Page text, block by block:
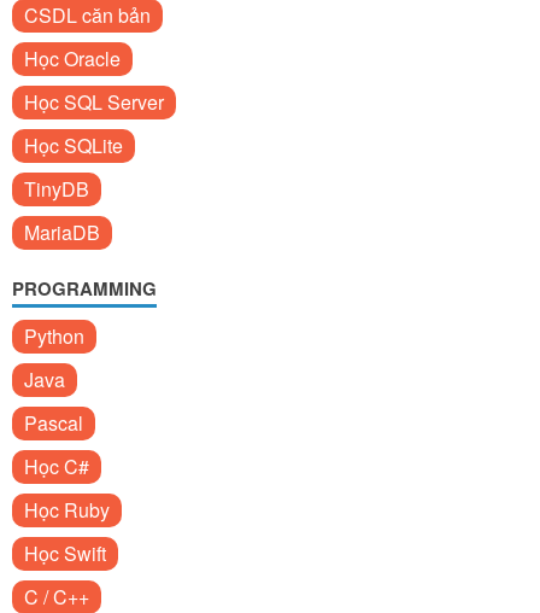
CSDL căn bản
Học Oracle
Học SQL Server
Học SQLite
TinyDB
MariaDB
PROGRAMMING
Python
Java
Pascal
Học C#
Học Ruby
Học Swift
C / C++